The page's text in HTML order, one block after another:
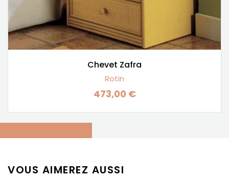
Chevet Zafra
Rotin
Prix
473,00 €
VOUS AIMEREZ AUSSI